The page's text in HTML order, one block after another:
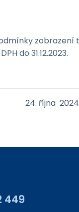
zobrazení
do 31.12.2023.
24. října
449